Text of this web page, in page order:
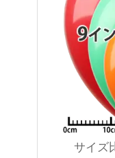
サイズ